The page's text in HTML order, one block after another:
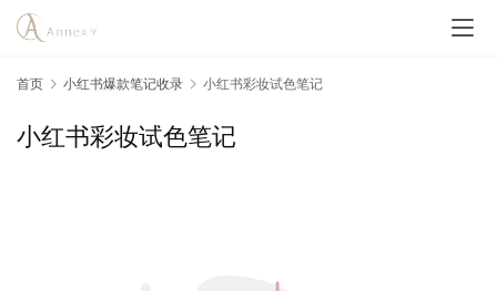
首页 小红书爆款笔记收录 小红书彩妆试色笔记
小红书彩妆试色笔记